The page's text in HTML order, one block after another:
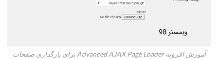
آموزش افزونه Advanced AJAX Page Loader برای بارگذاری صفحات